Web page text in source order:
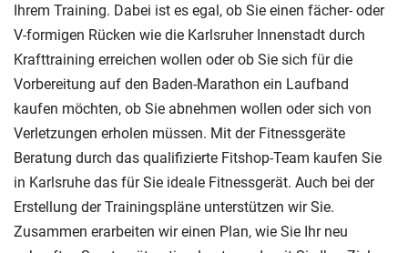
Ihrem Training. Dabei ist es egal, ob Sie einen fächer- oder
V-formigen Rücken wie die Karlsruher Innenstadt durch
Krafttraining erreichen wollen oder ob Sie sich für die
Vorbereitung auf den Baden-Marathon ein Laufband
kaufen möchten, ob Sie abnehmen wollen oder sich von
Verletzungen erholen müssen. Mit der Fitnessgeräte
Beratung durch das qualifizierte Fitshop-Team kaufen Sie
in Karlsruhe das für Sie ideale Fitnessgerät. Auch bei der
Erstellung der Trainingspläne unterstützen wir Sie.
Zusammen erarbeiten wir einen Plan, wie Sie Ihr neu